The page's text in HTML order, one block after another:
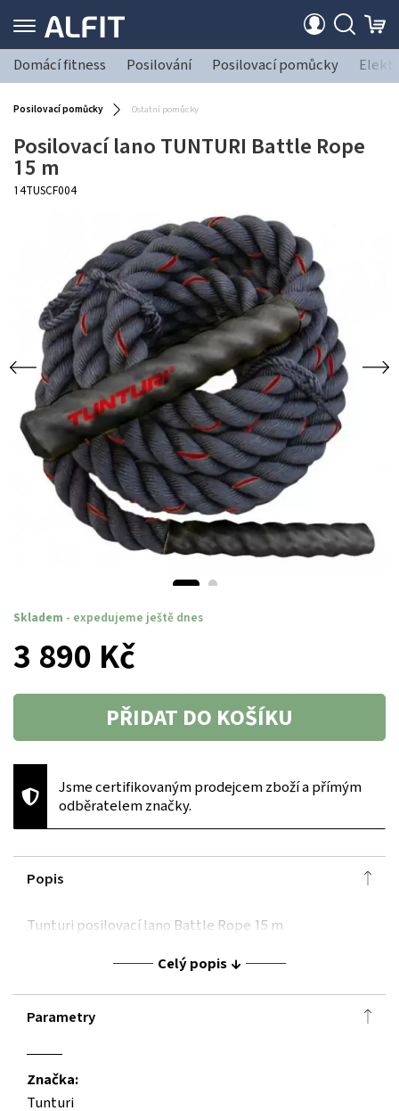
Domácí fitness Posilování Posilovací pomůcky
Posilovací pomůcky Ostatní pomůcky
Posilovací lano TUNTURI Battle Rope
15 m
14TUSCF004
Skladem - expedujeme ještě dnes
3 890 Kč
PŘIDAT DO KOŠÍKU
Jsme certifikovaným prodejcem zboží a přímým
odběratelem značky.
Popis
Tunturi posilovací lano Battle Rope 15 m
Celý popis
Parametry
Značka:
Tunturi